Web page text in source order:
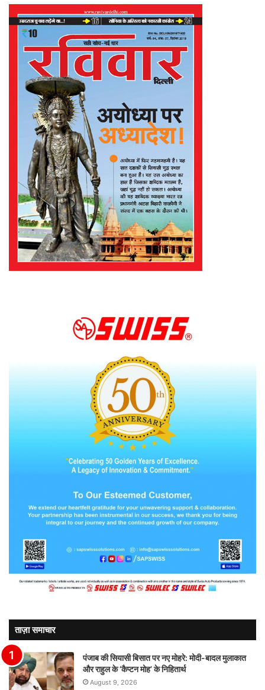
ताज़ा समाचार
पंजाब की सियासी बिसात पर नए मोहरे: मोदी-बादल मुलाकात
और राहुल के ‘कैप्टन मोह’ के निहितार्थ
August 9, 2026